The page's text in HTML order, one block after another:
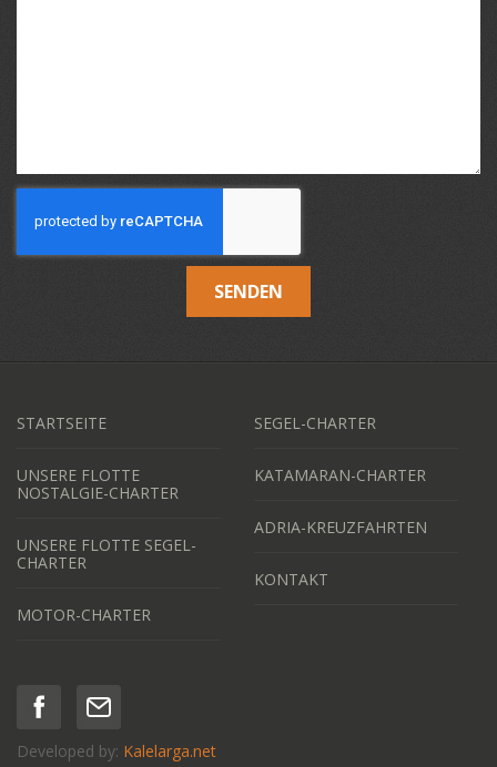
SENDEN
STARTSEITE
UNSERE FLOTTE
NOSTALGIE-CHARTER
UNSERE FLOTTE SEGEL-
CHARTER
MOTOR-CHARTER
SEGEL-CHARTER
KATAMARAN-CHARTER
ADRIA-KREUZFAHRTEN
KONTAKT
Developed by: Kalelarga.net